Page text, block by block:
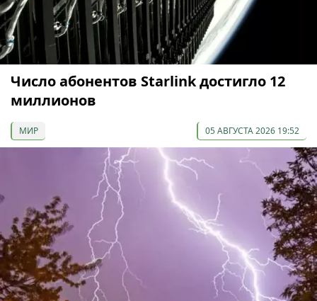
Число абонентов Starlink достигло 12
миллионов
МИР 05 АВГУСТА 2026 19:52